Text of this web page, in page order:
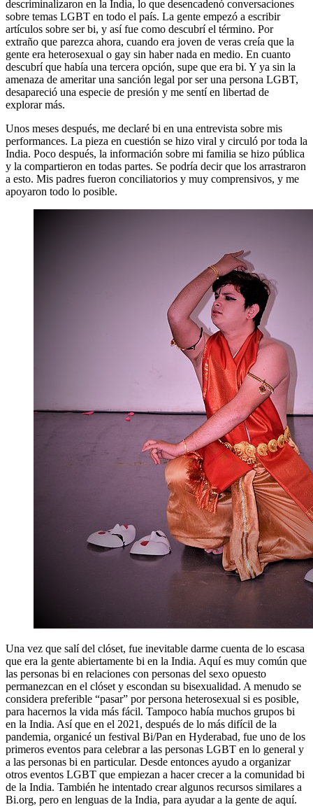
descriminalizaron en la India, lo que desencadenó conversaciones
sobre temas LGBT en todo el país. La gente empezó a escribir
artículos sobre ser bi, y así fue como descubrí el término. Por
extraño que parezca ahora, cuando era joven de veras creía que la
gente era heterosexual o gay sin haber nada en medio. En cuanto
descubrí que había una tercera opción, supe que era bi. Y ya sin la
amenaza de ameritar una sanción legal por ser una persona LGBT,
desapareció una especie de presión y me sentí en libertad de
explorar más.
Unos meses después, me declaré bi en una entrevista sobre mis
performances. La pieza en cuestión se hizo viral y circuló por toda la
India. Poco después, la información sobre mi familia se hizo pública
y la compartieron en todas partes. Se podría decir que los arrastraron
a esto. Mis padres fueron conciliatorios y muy comprensivos, y me
apoyaron todo lo posible.
Una vez que salí del clóset, fue inevitable darme cuenta de lo escasa
que era la gente abiertamente bi en la India. Aquí es muy común que
las personas bi en relaciones con personas del sexo opuesto
permanezcan en el clóset y escondan su bisexualidad. A menudo se
considera preferible “pasar” por persona heterosexual si es posible,
para hacernos la vida más fácil. Tampoco había muchos grupos bi
en la India. Así que en el 2021, después de lo más difícil de la
pandemia, organicé un festival Bi/Pan en Hyderabad, fue uno de los
primeros eventos para celebrar a las personas LGBT en lo general y
a las personas bi en particular. Desde entonces ayudo a organizar
otros eventos LGBT que empiezan a hacer crecer a la comunidad bi
de la India. También he intentado crear algunos recursos similares a
Bi.org, pero en lenguas de la India, para ayudar a la gente de aquí.